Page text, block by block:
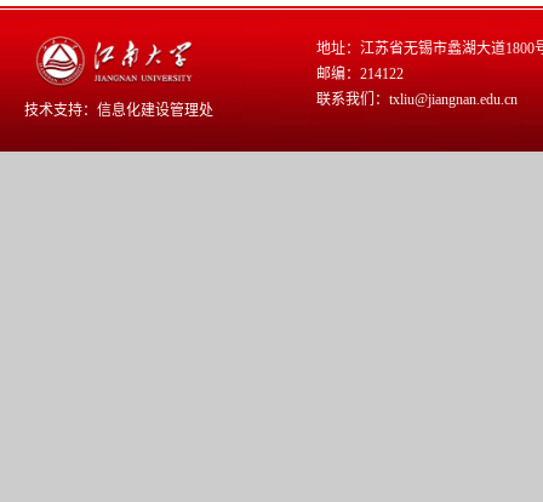
技术支持： 信息化建设管理处
地址：江苏省无锡市蠡湖大道1800
邮编：214122
联系我们：txliu@jiangnan.edu.cn